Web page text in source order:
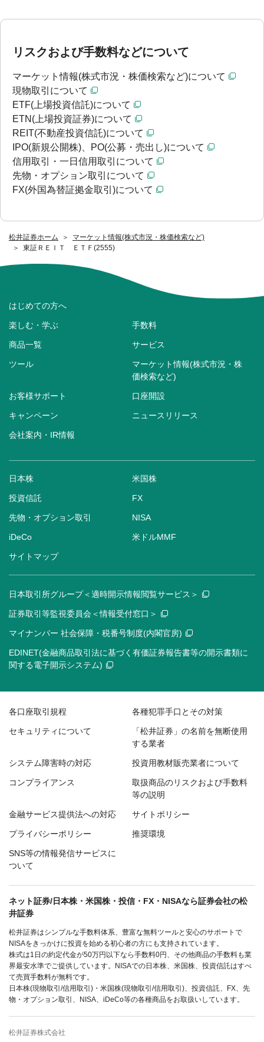
松井証券ホーム
マーケット情報(株式市況・株価検索など)
東証ＲＥＩＴ ＥＴＦ(2555)
リスクおよび手数料などについて
マーケット情報(株式市況・株価検索など)について
現物取引について
ETF(上場投資信託)について
ETN(上場投資証券)について
REIT(不動産投資信託)について
IPO(新規公開株)、PO(公募・売出し)について
信用取引・一日信用取引について
先物・オプション取引について
FX(外国為替証拠金取引)について
はじめての方へ
楽しむ・学ぶ 手数料
商品一覧 サービス
ツール
マーケット情報(株式市況・株
価検索など)
お客様サポート 口座開設
キャンペーン ニュースリリース
会社案内・IR情報
日本株 米国株
投資信託 FX
先物・オプション取引 NISA
iDeCo 米ドルMMF
サイトマップ
日本取引所グループ＜適時開示情報閲覧サービス＞
証券取引等監視委員会＜情報受付窓口＞
マイナンバー 社会保障・税番号制度(内閣官房)
EDINET(金融商品取引法に基づく有価証券報告書等の開示書類に
関する電子開示システム)
各口座取引規程 各種犯罪手口とその対策
セキュリティについて
「松井証券」の名前を無断使用
する業者
システム障害時の対応 投資用教材販売業者について
コンプライアンス
取扱商品のリスクおよび手数料
等の説明
金融サービス提供法への対応 サイトポリシー
プライバシーポリシー 推奨環境
SNS等の情報発信サービスに
ついて
ネット証券/日本株・米国株・投信・FX・NISAなら証券会社の松
井証券
松井証券はシンプルな手数料体系、豊富な無料ツールと安心のサポートで
NISAをきっかけに投資を始める初心者の方にも支持されています。
株式は1日の約定代金が50万円以下なら手数料0円、その他商品の手数料も業
界最安水準でご提供しています。NISAでの日本株、米国株、投資信託はすべ
て売買手数料が無料です。
日本株(現物取引/信用取引)・米国株(現物取引/信用取引)、投資信託、FX、先
物・オプション取引、NISA、iDeCo等の各種商品をお取扱いしています。
松井証券株式会社